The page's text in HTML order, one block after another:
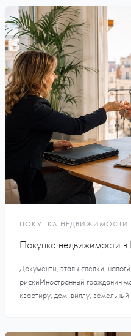
ПОКУПКА НЕДВИЖИМОСТИ
Покупка недвижимости
Документы, этапы сделки,
рискиИностранный гражданин
квартиру, дом, виллу, земельный